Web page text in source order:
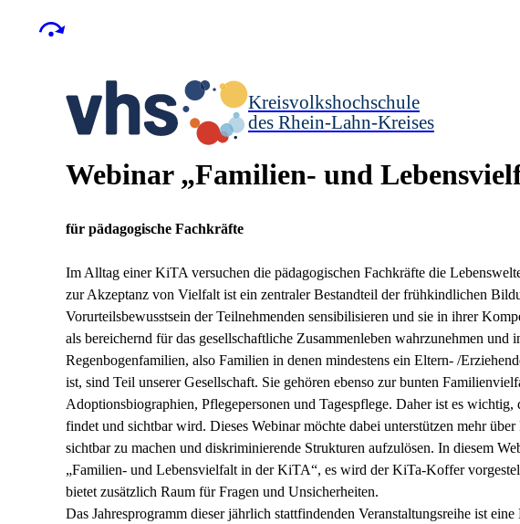
Kreisvolkshochschule
des Rhein-Lahn-Kreises
Webinar „Familien- und
für pädagogische Fachkräfte
Im Alltag einer KiTA versuchen die pädagogischen Fachkräfte die
zur Akzeptanz von Vielfalt ist ein zentraler Bestandteil der frühkindlichen
Vorurteilsbewusstsein der Teilnehmenden sensibilisieren und sie in ihrer
als bereichernd für das gesellschaftliche Zusammenleben wahrzunehmen und
Regenbogenfamilien, also Familien in denen mindestens ein Eltern- /
ist, sind Teil unserer Gesellschaft. Sie gehören ebenso zur bunten
Adoptionsbiographien, Pflegepersonen und Tagespflege. Daher ist es wichtig,
findet und sichtbar wird. Dieses Webinar möchte dabei unterstützen mehr
sichtbar zu machen und diskriminierende Strukturen aufzulösen. In diesem
„Familien- und Lebensvielfalt in der KiTA“, es wird der KiTa-Koffer
bietet zusätzlich Raum für Fragen und Unsicherheiten.
Das Jahresprogramm dieser jährlich stattfindenden Veranstaltungsreihe ist